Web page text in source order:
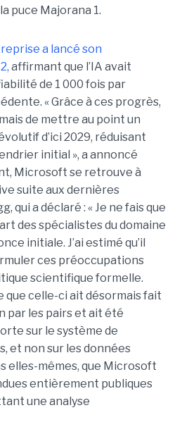
puce Majorana 1.
a lancé son
, affirmant que l’IA avait
de 1 000 fois par
« Grâce à ces progrès,
de mettre au point un
d’ici 2029, réduisant
initial », a annoncé
Microsoft se retrouve à
suite aux dernières
qui a déclaré : « Je ne fais que
des spécialistes du domaine
initiale. J’ai estimé qu’il
ces préoccupations
scientifique formelle.
que celle-ci ait désormais fait
par les pairs et ait été
sur le système de
et non sur les données
elles-mêmes, que Microsoft
entièrement publiques
une analyse